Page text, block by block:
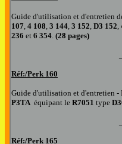
Guide d'utilisation et d'entretien d
107, 4 108, 3 144, 3 152, D3 152,
236 et 6 354. (28 pages)
Réf:/Perk 160
Guide d'utilisation et d'entretien -
P3TAéquipant le R7051 type
Réf:/Perk 165